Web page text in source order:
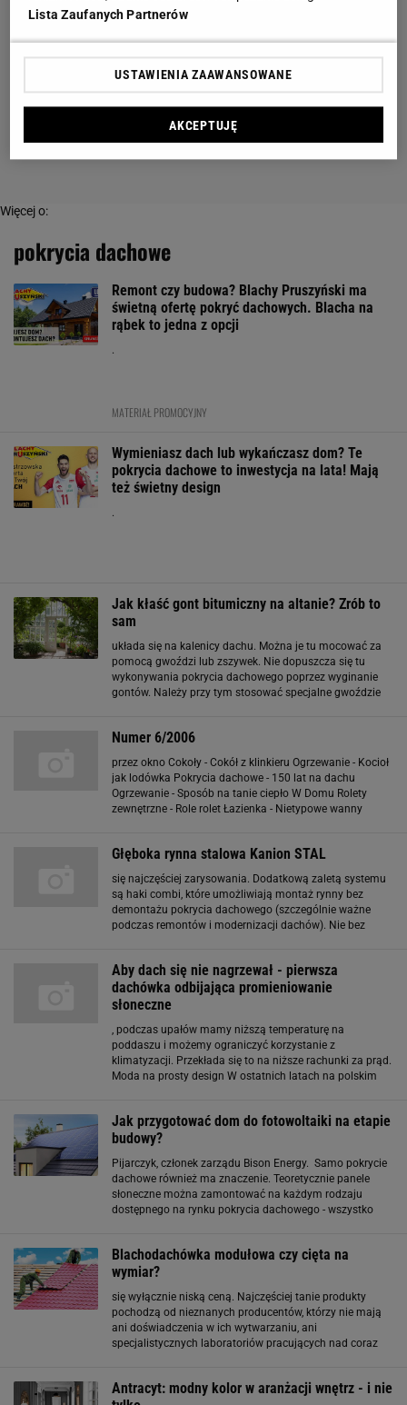
Więcej o:
pokrycia dachowe
Remont czy budowa? Blachy Pruszyński ma
świetną ofertę pokryć dachowych. Blacha na
rąbek to jedna z opcji
.
MATERIAŁ PROMOCYJNY
Wymieniasz dach lub wykańczasz dom? Te
pokrycia dachowe to inwestycja na lata! Mają
też świetny design
.
Jak kłaść gont bitumiczny na altanie? Zrób to
sam
układa się na kalenicy dachu. Można je tu mocować za
pomocą gwoździ lub zszywek. Nie dopuszcza się tu
wykonywania pokrycia dachowego poprzez wyginanie
gontów. Należy przy tym stosować specjalne gwoździe
Numer 6/2006
przez okno Cokoły - Cokół z klinkieru Ogrzewanie - Kocioł
jak lodówka Pokrycia dachowe - 150 lat na dachu
Ogrzewanie - Sposób na tanie ciepło W Domu Rolety
zewnętrzne - Role rolet Łazienka - Nietypowe wanny
Głęboka rynna stalowa Kanion STAL
się najczęściej zarysowania. Dodatkową zaletą systemu
są haki combi, które umożliwiają montaż rynny bez
demontażu pokrycia dachowego (szczególnie ważne
podczas remontów i modernizacji dachów). Nie bez
złączek z uszczelką
Aby dach się nie nagrzewał - pierwsza
dachówka odbijająca promieniowanie
słoneczne
, podczas upałów mamy niższą temperaturę na
poddaszu i możemy ograniczyć korzystanie z
klimatyzacji. Przekłada się to na niższe rachunki za prąd.
Moda na prosty design W ostatnich latach na polskim
oraz modę
Jak przygotować dom do fotowoltaiki na etapie
budowy?
Pijarczyk, członek zarządu Bison Energy. Samo pokrycie
dachowe również ma znaczenie. Teoretycznie panele
słoneczne można zamontować na każdym rodzaju
dostępnego na rynku pokrycia dachowego - wszystko
Blachodachówka modułowa czy cięta na
wymiar?
się wyłącznie niską ceną. Najczęściej tanie produkty
pochodzą od nieznanych producentów, którzy nie mają
ani doświadczenia w ich wytwarzaniu, ani
specjalistycznych laboratoriów pracujących nad coraz
Antracyt: modny kolor w aranżacji wnętrz - i nie
Lista Zaufanych Partnerów
USTAWIENIA ZAAWANSOWANE
AKCEPTUJĘ